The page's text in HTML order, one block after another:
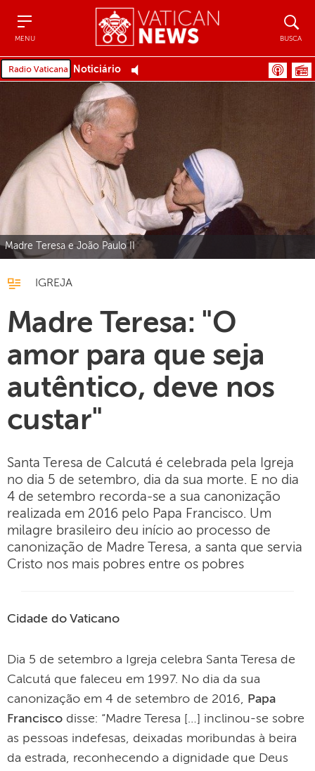
MENU BUSCA
Noticiário
Madre Teresa e João Paulo II
IGREJA
Madre Teresa: "O
amor para que seja
autêntico, deve nos
custar"
Santa Teresa de Calcutá é celebrada pela Igreja
no dia 5 de setembro, dia da sua morte. E no dia
4 de setembro recorda-se a sua canonização
realizada em 2016 pelo Papa Francisco. Um
milagre brasileiro deu início ao processo de
canonização de Madre Teresa, a santa que servia
Cristo nos mais pobres entre os pobres
Cidade do Vaticano
Dia 5 de setembro a Igreja celebra Santa Teresa de
Calcutá que faleceu em 1997. No dia da sua
canonização em 4 de setembro de 2016, Papa
Francisco disse: “Madre Teresa […] inclinou-se sobre
as pessoas indefesas, deixadas moribundas à beira
da estrada, reconhecendo a dignidade que Deus